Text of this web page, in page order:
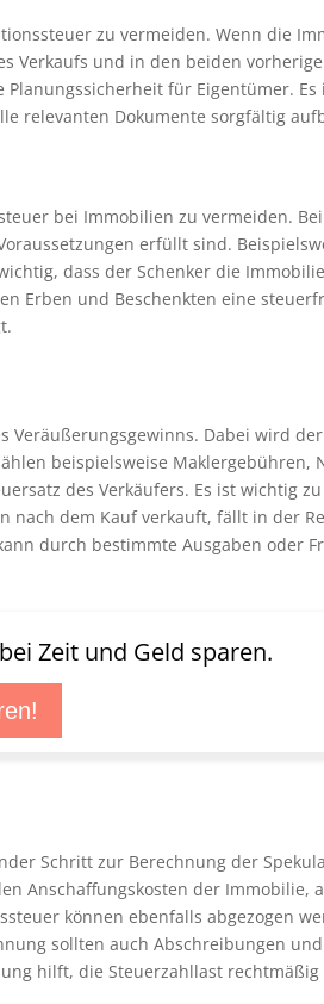
zu vermeiden. Wenn die
und in den beiden
für Eigentümer.
relevanten Dokumente sorgfältig
bei Immobilien zu vermeiden.
erfüllt sind.
dass der Schenker die
Erben und Beschenkten eine
Dabei wird
beispielsweise Maklergebühren,
des Verkäufers. Es ist wichtig
dem Kauf verkauft, fällt in der
durch bestimmte Ausgaben oder
Zeit und Geld sparen.
Schritt zur Berechnung der
Anschaffungskosten der Immobilie,
können ebenfalls abgezogen
sollten auch Abschreibungen
hilft, die Steuerzahllast rechtmäßig